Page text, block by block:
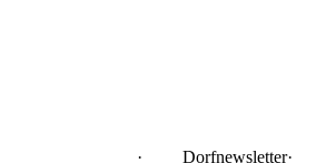
· Dorfnewsletter·